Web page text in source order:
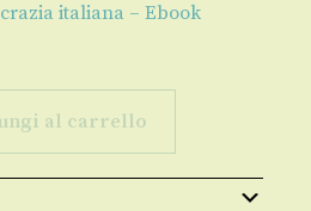
italiana – Ebook
al carrello